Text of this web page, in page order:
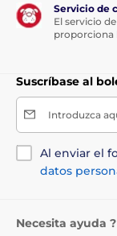
medianas
Bichon
Schnauzer,
medianas:
Casa
más
collie, chow-
Casa tamaño
Las
Servicio de
El servicio
proporciona
Suscríbase al
Introduzca
Al enviar el
datos
Necesita ayuda ?